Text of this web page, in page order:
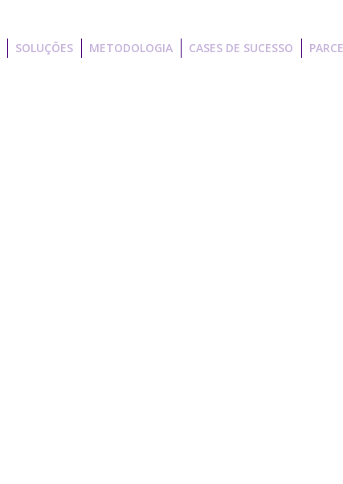
SOLUÇÕES METODOLOGIA CASES DE SUCESSO